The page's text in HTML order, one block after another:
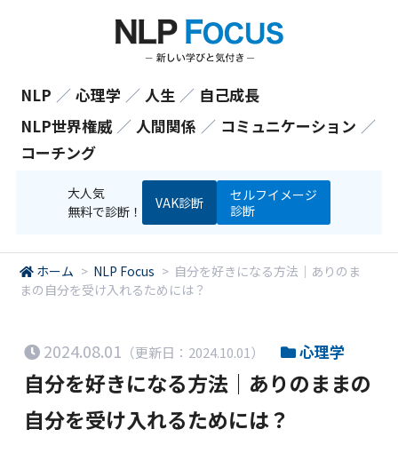
NLP ／ 心理学 ／ 人生 ／ 自己成長
NLP世界権威 ／ 人間関係 ／ コミュニケーション ／
コーチング
大人気
無料で診断！
VAK診断
セルフイメージ
診断
ホーム > NLP Focus > 自分を好きになる方法｜ありのま
まの自分を受け入れるためには？
2024.08.01 （更新日：2024.10.01） 心理学
自分を好きになる方法｜ありのままの
自分を受け入れるためには？